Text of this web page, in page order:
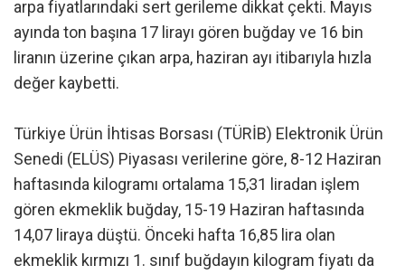
arpa fiyatlarındaki sert gerileme dikkat çekti. Mayıs
ayında ton başına 17 lirayı gören buğday ve 16 bin
liranın üzerine çıkan arpa, haziran ayı itibarıyla hızla
değer kaybetti.
Türkiye Ürün İhtisas Borsası (TÜRİB) Elektronik Ürün
Senedi (ELÜS) Piyasası verilerine göre, 8-12 Haziran
haftasında kilogramı ortalama 15,31 liradan işlem
gören ekmeklik buğday, 15-19 Haziran haftasında
14,07 liraya düştü. Önceki hafta 16,85 lira olan
ekmeklik kırmızı 1. sınıf buğdayın kilogram fiyatı da